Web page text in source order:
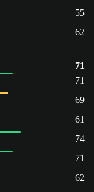
55
62
71
71
69
61
74
71
62